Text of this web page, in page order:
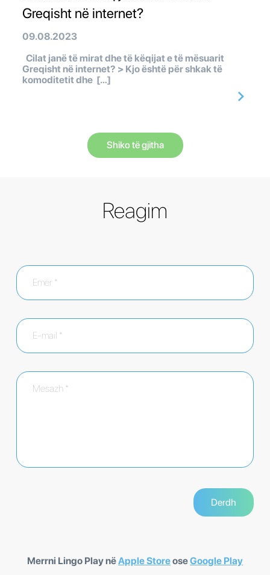
Greqisht në internet?
09.08.2023
Cilat janë të mirat dhe të këqijat e të mësuarit
Greqisht në internet? > Kjo është për shkak të
komoditetit dhe […]
Shiko të gjitha
Reagim
Merrni Lingo Play nëApple StoreoseGoogle Play